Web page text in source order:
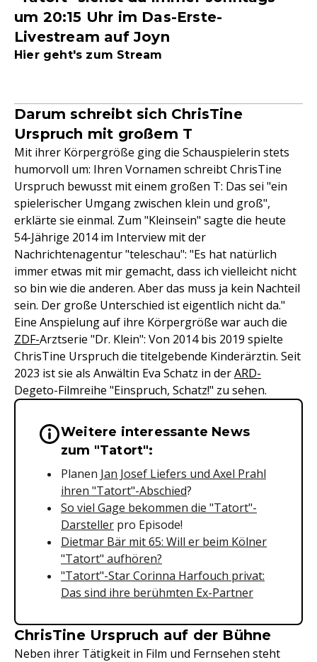
um 20:15 Uhr im Das-Erste-
Livestream auf Joyn
Hier geht's zum Stream
Darum schreibt sich ChrisTine
Urspruch mit großem T
Mit ihrer Körpergröße ging die Schauspielerin stets
humorvoll um: Ihren Vornamen schreibt ChrisTine
Urspruch bewusst mit einem großen T: Das sei "ein
spielerischer Umgang zwischen klein und groß",
erklärte sie einmal. Zum "Kleinsein" sagte die heute
54-Jährige 2014 im Interview mit der
Nachrichtenagentur "teleschau": "Es hat natürlich
immer etwas mit mir gemacht, dass ich vielleicht nicht
so bin wie die anderen. Aber das muss ja kein Nachteil
sein. Der große Unterschied ist eigentlich nicht da."
Eine Anspielung auf ihre Körpergröße war auch die
ZDF-Arztserie "Dr. Klein": Von 2014 bis 2019 spielte
ChrisTine Urspruch die titelgebende Kinderärztin. Seit
2023 ist sie als Anwältin Eva Schatz in derARD-
Degeto-Filmreihe "Einspruch, Schatz!" zu sehen.
Wichtige Hinweise &
Weitere interessante News
zum "Tatort":
Planen Jan Josef Liefers und Axel Prahl
ihren "Tatort"-Abschied?
So viel Gage bekommen die "Tatort"-
Darsteller pro Episode!
Dietmar Bär mit 65: Will er beim Kölner
"Tatort" aufhören?
"Tatort"-Star Corinna Harfouch privat:
Das sind ihre berühmten Ex-Partner
ChrisTine Urspruch auf der Bühne
Neben ihrer Tätigkeit in Film und Fernsehen steht